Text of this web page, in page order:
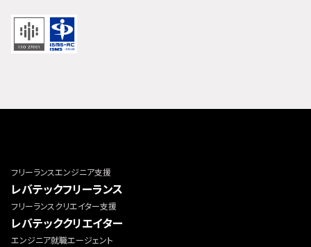
フリーランスエンジニア支援
レバテックフリーランス
フリーランスクリエイター支援
レバテッククリエイター
エンジニア就職エージェント